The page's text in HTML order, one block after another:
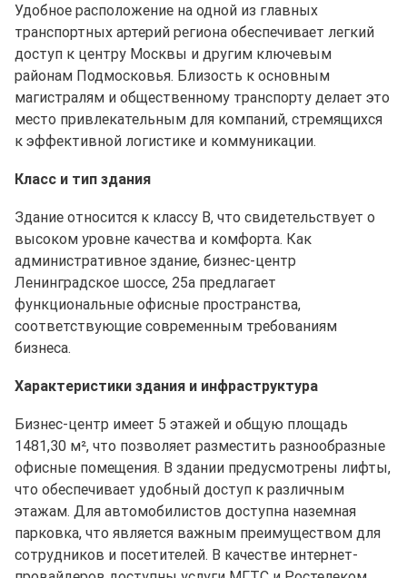
Удобное расположение на одной из главных
транспортных артерий региона обеспечивает легкий
доступ к центру Москвы и другим ключевым
районам Подмосковья. Близость к основным
магистралям и общественному транспорту делает это
место привлекательным для компаний, стремящихся
к эффективной логистике и коммуникации.
Класс и тип здания
Здание относится к классу B, что свидетельствует о
высоком уровне качества и комфорта. Как
административное здание, бизнес-центр
Ленинградское шоссе, 25а предлагает
функциональные офисные пространства,
соответствующие современным требованиям
бизнеса.
Характеристики здания и инфраструктура
Бизнес-центр имеет 5 этажей и общую площадь
1481,30 м², что позволяет разместить разнообразные
офисные помещения. В здании предусмотрены лифты,
что обеспечивает удобный доступ к различным
этажам. Для автомобилистов доступна наземная
парковка, что является важным преимуществом для
сотрудников и посетителей. В качестве интернет-